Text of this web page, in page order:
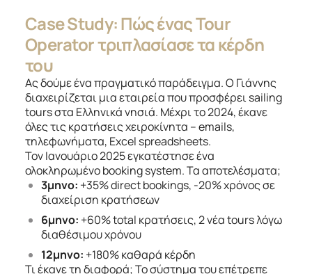
Case Study: Πώς ένας Tour
Operator τριπλασίασε τα κέρδη
του
Ας δούμε ένα πραγματικό παράδειγμα. Ο Γιάννης
διαχειρίζεται μια εταιρεία που προσφέρει sailing
tours στα Ελληνικά νησιά. Μέχρι το 2024, έκανε
όλες τις κρατήσεις χειροκίνητα – emails,
τηλεφωνήματα, Excel spreadsheets.
Τον Ιανουάριο 2025 εγκατέστησε ένα
ολοκληρωμένο booking system. Τα αποτελέσματα;
3μηνο: +35% direct bookings, -20% χρόνος σε
διαχείριση κρατήσεων
6μηνο: +60% total κρατήσεις, 2 νέα tours λόγω
διαθέσιμου χρόνου
12μηνο: +180% καθαρά κέρδη
Τι έκανε τη διαφορά; Το σύστημα του επέτρεπε